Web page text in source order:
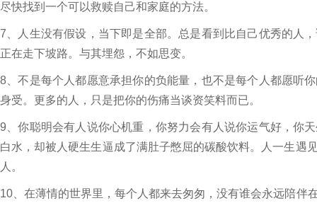
尽快找到一个可以救赎自己和家庭的方法。
7、人生没有假设，当下即是全部。总是看到比自己优秀的人
正在走下坡路。与其埋怨，不如思变。
8、不是每个人都愿意承担你的负能量，也不是每个人都愿听
身受。更多的人，只是把你的伤痛当谈资笑料而已。
9、你聪明会有人说你心机重，你努力会有人说你运气好，你
白水，却被人硬生生逼成了满肚子憋屈的碳酸饮料。人一生遇
人。
10、在薄情的世界里，每个人都来去匆匆，没有谁会永远陪伴